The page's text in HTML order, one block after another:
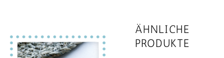
ÄHNLICHE
PRODUKTE